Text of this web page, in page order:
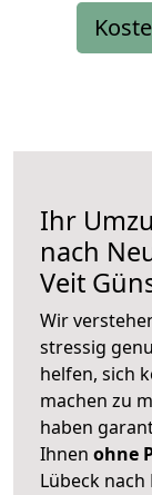
Ihr
nach
Veit
Wir
stressig
helfen, sich
machen zu
haben
Ihnen ohne
Lübeck